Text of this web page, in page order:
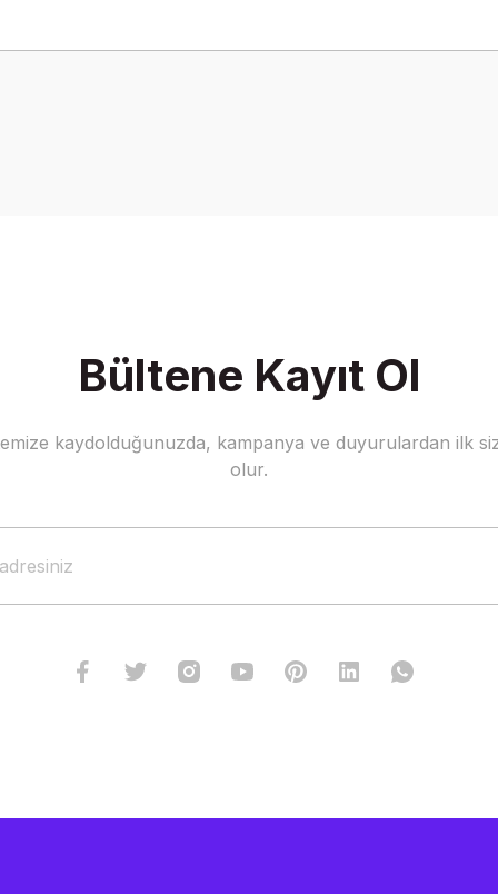
Gönder
Bültene Kayıt Ol
kaydolduğunuzda, kampanya ve duyurulardan ilk
olur.